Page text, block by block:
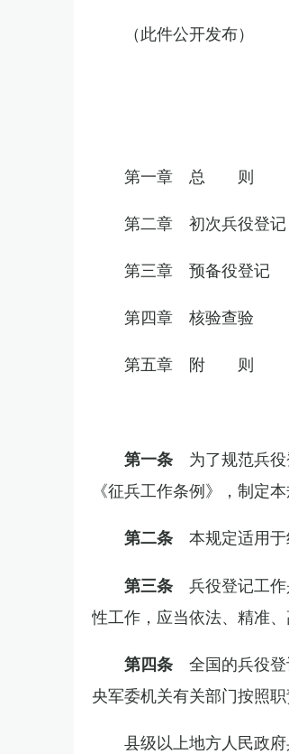
（此件公开发布）
第一章 总 则
第二章 初次兵役登记
第三章 预备役登记
第四章 核验查验
第五章 附 则
第一条 为了规范兵
《征兵工作条例》，制定本
第二条 本规定适用
第三条 兵役登记工
性工作，应当依法、精准、
第四条 全国的兵役
央军委机关有关部门按照职
县级以上地方人民政